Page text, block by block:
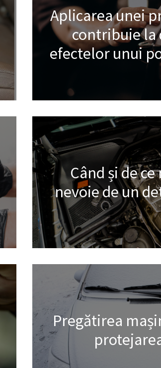
Aplicarea unei
contribuie la
efectelor unui
Când și de
nevoie de un
Pregătirea